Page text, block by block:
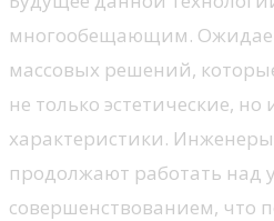
многообещающим.
массовых решений,
не только эстетические,
характеристики.
продолжают работать над
совершенствованием, что